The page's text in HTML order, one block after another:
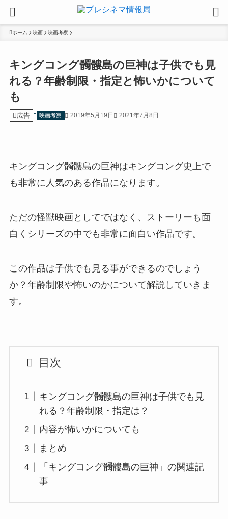
ホーム 映画 映画考察
キングコング髑髏島の巨神は子供でも見
れる？年齢制限・指定と怖いかについて
も
広告 映画考察 2019年5月19日 2021年7月8日
キングコング髑髏島の巨神はキングコング史上で
も非常に人気のある作品になります。
ただの怪獣映画としてではなく、ストーリーも面
白くシリーズの中でも非常に面白い作品です。
この作品は子供でも見る事ができるのでしょう
か？年齢制限や怖いのかについて解説していきま
す。
目次
キングコング髑髏島の巨神は子供でも見
れる？年齢制限・指定は？
内容が怖いかについても
まとめ
「キングコング髑髏島の巨神」の関連記
事